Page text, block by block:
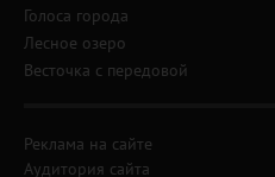
Голоса города
Лесное озеро
Весточка с передовой
Реклама на сайте
Аудитория сайта